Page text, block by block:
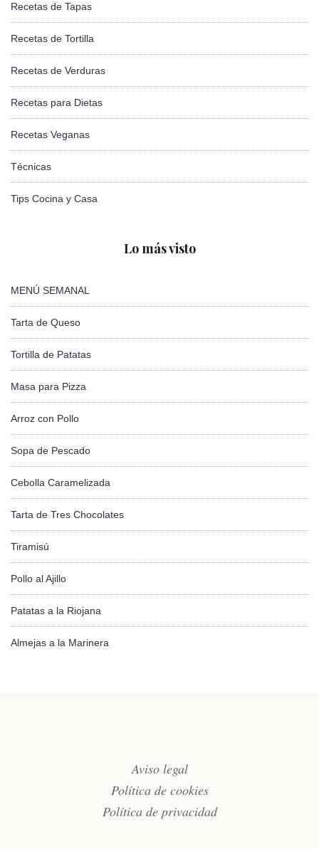
Recetas de Tapas
Recetas de Tortilla
Recetas de Verduras
Recetas para Dietas
Recetas Veganas
Técnicas
Tips Cocina y Casa
Lo más visto
MENÚ SEMANAL
Tarta de Queso
Tortilla de Patatas
Masa para Pizza
Arroz con Pollo
Sopa de Pescado
Cebolla Caramelizada
Tarta de Tres Chocolates
Tiramisú
Pollo al Ajillo
Patatas a la Riojana
Almejas a la Marinera
Aviso legal
Política de cookies
Política de privacidad